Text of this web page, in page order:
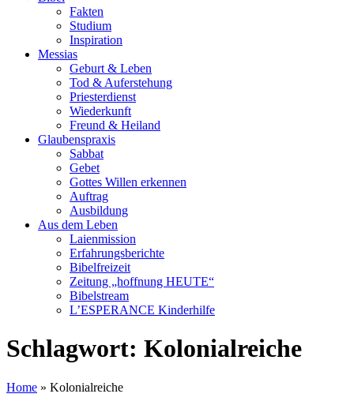
Fakten
Studium
Inspiration
Messias
Geburt & Leben
Tod & Auferstehung
Priesterdienst
Wiederkunft
Freund & Heiland
Glaubenspraxis
Sabbat
Gebet
Gottes Willen erkennen
Auftrag
Ausbildung
Aus dem Leben
Laienmission
Erfahrungsberichte
Bibelfreizeit
Zeitung „hoffnung HEUTE“
Bibelstream
L’ESPERANCE Kinderhilfe
Schlagwort: Kolonialreiche
Home » Kolonialreiche